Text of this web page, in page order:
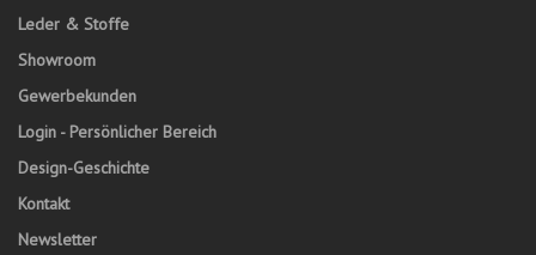
Leder & Stoffe
Showroom
Gewerbekunden
Login - Persönlicher Bereich
Design-Geschichte
Kontakt
Newsletter